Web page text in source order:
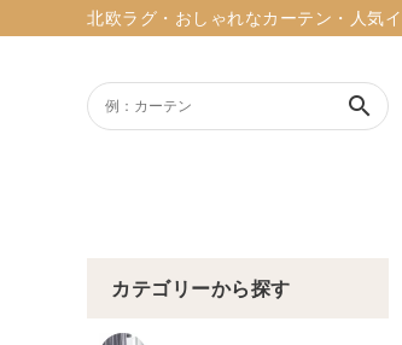
北欧ラグ・おしゃれなカーテン・人気
search
ようこそ ゲスト 様カテゴリーから探す